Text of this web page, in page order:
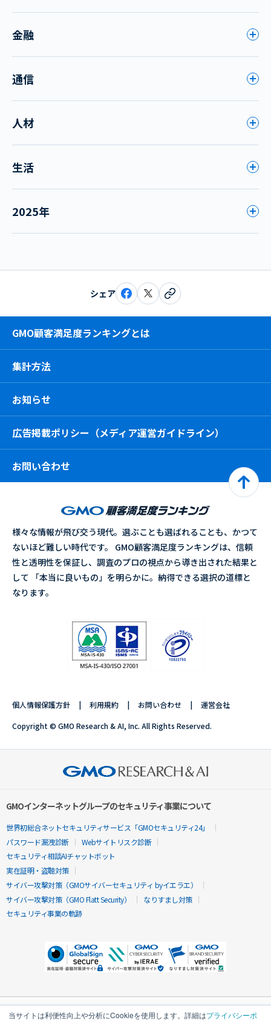
当サイトは利便性向上や分析にCookieを使用します。詳細はプライバシーポ
金融
通信
人材
生活
2025年
シェア
GMO顧客満足度ランキングとは
集計方法
お知らせ
広告掲載ポリシー（メディア運営ガイドライン）
お問い合わせ
様々な情報が飛び交う現代。選ぶことも選ばれることも、かつて
ないほど難しい時代です。 GMO顧客満足度ランキングは、信頼
性と透明性を保証し、調査のプロの視点から導き出された結果と
して 「本当に良いもの」を明らかに。納得できる選択の道標と
なります。
個人情報保護方針 利用規約 お問い合わせ 運営会社
Copyright © GMO Research & AI, Inc. All Rights Reserved.
GMOインターネットグループのセキュリティ事業について
世界初総合ネットセキュリティサービス「GMOセキュリティ24」
パスワード漏洩診断
Webサイトリスク診断
セキュリティ相談AIチャットボット
実在証明・盗聴対策
サイバー攻撃対策（GMOサイバーセキュリティ byイエラエ）
サイバー攻撃対策（GMO Flatt Security）
なりすまし対策
セキュリティ事業の軌跡